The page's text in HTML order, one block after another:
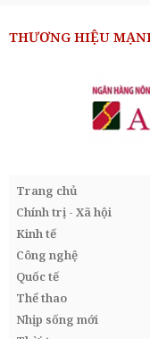
THƯƠNG HIỆU
Trang chủ
Chính trị - Xã hội
Kinh tế
Công nghệ
Quốc tế
Thể thao
Nhịp sống mới